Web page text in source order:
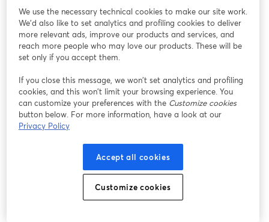
Será um momento para se atualizar, trocar experiências e
descobrir como aumentar suas vendas digitais, aproveitando
oportunidades que estão crescendo todos os dias.
👉 Não fique de fora dessa chance de se preparar para o futuro
We use the necessary technical cookies to make our site work.
We'd also like to set analytics and profiling cookies to deliver
more relevant ads, improve our products and services, and
reach more people who may love our products. These will be
set only if you accept them.
If you close this message, we won’t set analytics and profiling
cookies, and this won’t limit your browsing experience. You
can customize your preferences with the Customize cookies
button below. For more information, have a look at our
Privacy Policy
Accept all cookies
Customize cookies